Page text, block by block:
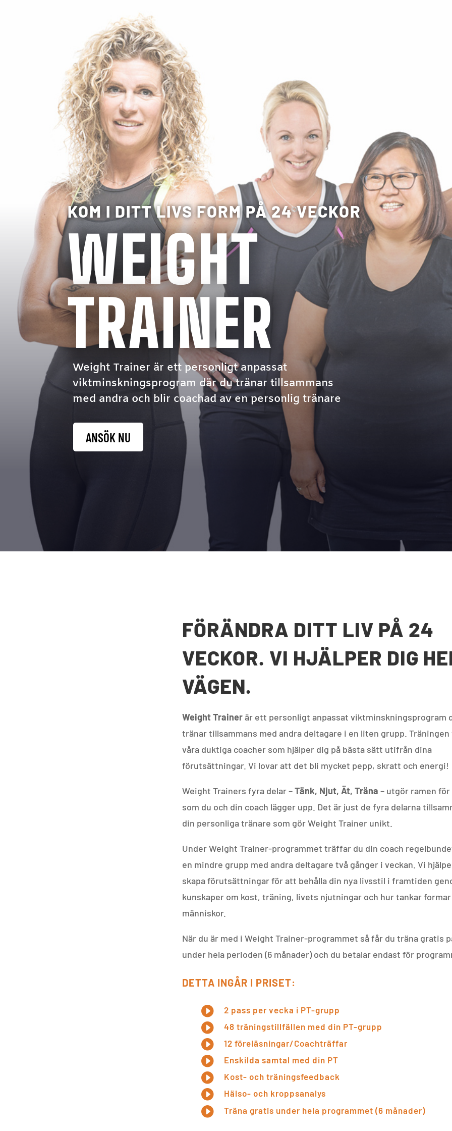
KOM I DITT LIVS FORM PÅ 24 VECKOR
WEIGHT
TRAINER
Weight Trainer är ett personligt anpassat
viktminskningsprogram där du tränar tillsammans
med andra och blir coachad av en personlig tränare
ANSÖK NU
FÖRÄNDRA DITT LIV PÅ 24
VECKOR. VI HJÄLPER DIG
VÄGEN.
Weight Trainerär ett personligt anpassat viktminskningsprogram
tränar tillsammans med andra deltagare i en liten grupp. Träningen
våra duktiga coacher som hjälper dig på bästa sätt utifrån dina
förutsättningar. Vi lovar att det bli mycket pepp, skratt och energi!
Weight Trainers fyra delar –Tänk, Njut, Ät, Träna – utgör ramen
som du och din coach lägger upp. Det är just de fyra delarna
din personliga tränare som gör Weight Trainer unikt.
Under Weight Trainer-programmet träffar du din coach
en mindre grupp med andra deltagare två gånger i veckan. Vi
skapa förutsättningar för att behålla din nya livsstil i framtiden
kunskaper om kost, träning, livets njutningar och hur tankar formar
människor.
När du är med i Weight Trainer-programmet så får du träna gratis
under hela perioden (6 månader) och du betalar endast för
DETTA INGÅR I PRISET:
 2 pass per vecka i PT-grupp
 48 träningstillfällen med din PT-grupp
 12 föreläsningar/Coachträffar
 Enskilda samtal med din PT
 Kost- och träningsfeedback
 Hälso- och kroppsanalys
 Träna gratis under hela programmet (6 månader)